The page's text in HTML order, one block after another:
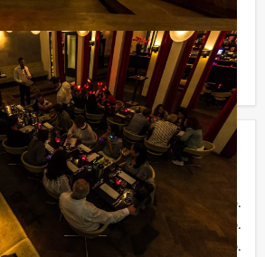
€ 72,50 p.p.
€ 67,50 p.p.
€ 64,50 p.p.
minimale aantal deelnemers? Als u
minimale aantal te betalen, kunt u
personen boeken!